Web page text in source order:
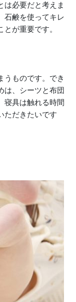
は必要だと考えま
石鹸を使ってキレ
が重要です。
うものです。でき
は、シーツと布団
寝具は触れる時間
ただきたいです